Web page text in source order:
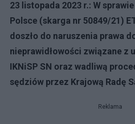
23 listopada 2023 r.: W
Polsce (skarga nr 50849/21)
doszło do naruszenia prawa
nieprawidłowości związane z
IKNiSP SN oraz wadliwą
sędziów przez Krajową Radę
Reklama